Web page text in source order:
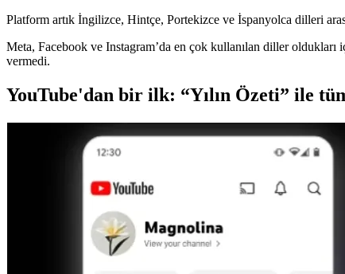
Platform artık İngilizce, Hintçe, Portekizce ve İspanyolca dilleri
Meta, Facebook ve Instagram’da en çok kullanılan diller
vermedi.
YouTube'dan bir ilk: “Yılın Özeti” ile